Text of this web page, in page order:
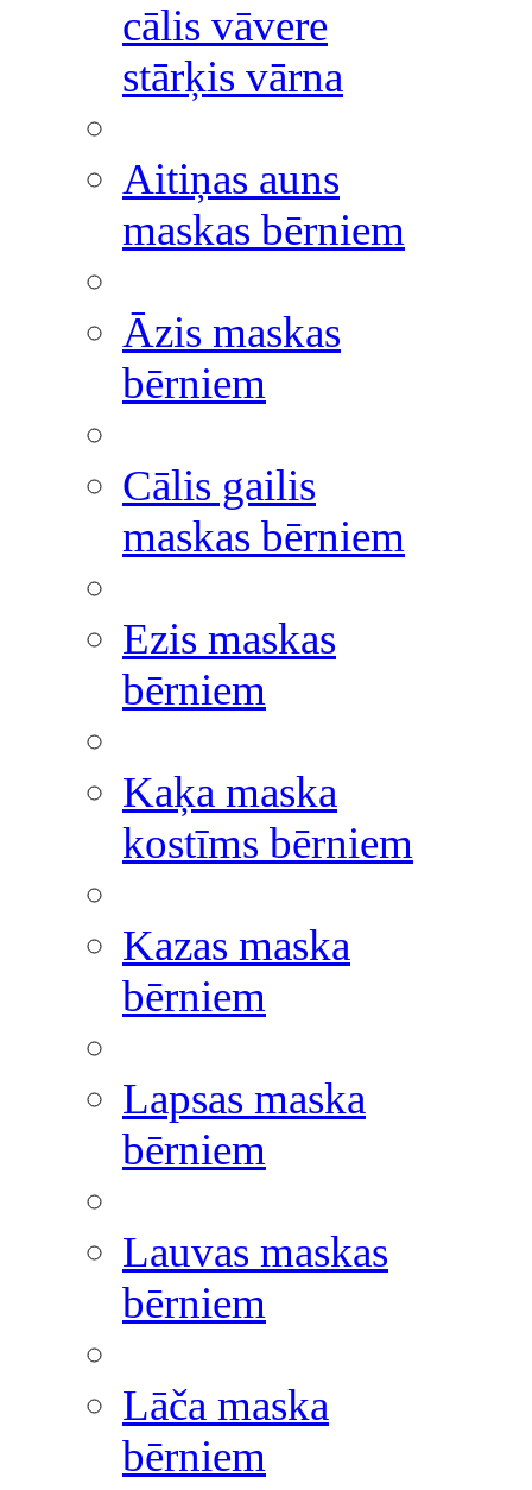
cālis vāvere
stārķis vārna
Aitiņas auns
maskas bērniem
Āzis maskas
bērniem
Cālis gailis
maskas bērniem
Ezis maskas
bērniem
Kaķa maska
kostīms bērniem
Kazas maska
bērniem
Lapsas maska
bērniem
Lauvas maskas
bērniem
Lāča maska
bērniem